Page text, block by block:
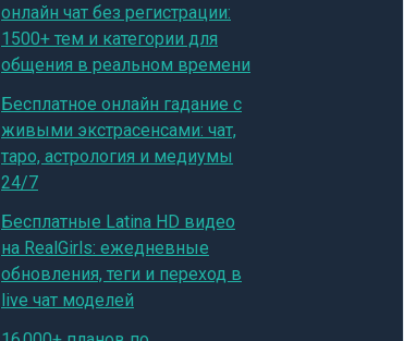
онлайн чат без регистрации:
1500+ тем и категории для
общения в реальном времени
Бесплатное онлайн гадание с
живыми экстрасенсами: чат,
таро, астрология и медиумы
24/7
Бесплатные Latina HD видео
на RealGirls: ежедневные
обновления, теги и переход в
live чат моделей